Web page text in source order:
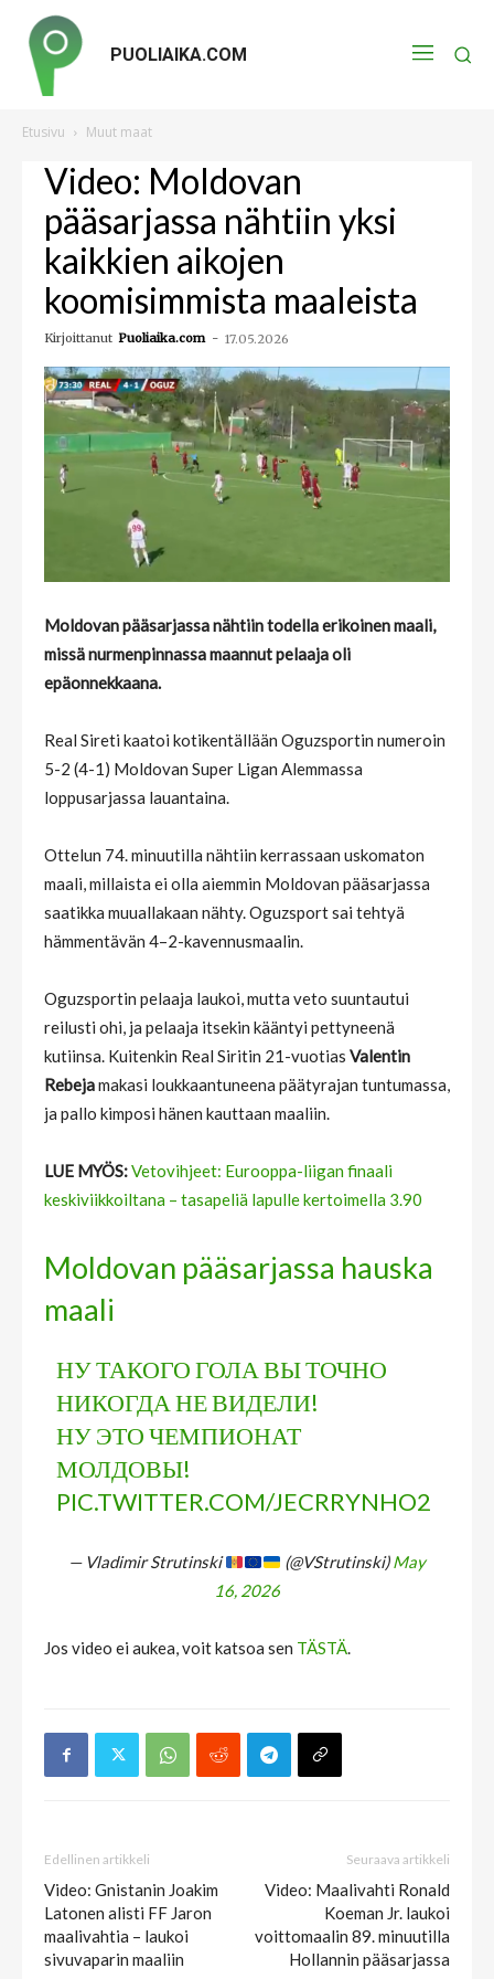
PUOLIAIKA.COM
Etusivu Muut maat
Video: Moldovan
pääsarjassa nähtiin yksi
kaikkien aikojen
koomisimmista maaleista
Kirjoittanut Puoliaika.com - 17.05.2026
Moldovan pääsarjassa nähtiin todella erikoinen maali,
missä nurmenpinnassa maannut pelaaja oli
epäonnekkaana.
Real Sireti kaatoi kotikentällään Oguzsportin numeroin
5-2 (4-1) Moldovan Super Ligan Alemmassa
loppusarjassa lauantaina.
Ottelun 74. minuutilla nähtiin kerrassaan uskomaton
maali, millaista ei olla aiemmin Moldovan pääsarjassa
saatikka muuallakaan nähty. Oguzsport sai tehtyä
hämmentävän 4–2-kavennusmaalin.
Oguzsportin pelaaja laukoi, mutta veto suuntautui
reilusti ohi, ja pelaaja itsekin kääntyi pettyneenä
kutiinsa. Kuitenkin Real Siritin 21-vuotias Valentin
Rebejamakasi loukkaantuneena päätyrajan tuntumassa,
ja pallo kimposi hänen kauttaan maaliin.
LUE MYÖS:Vetovihjeet: Eurooppa-liigan finaali
keskiviikkoiltana – tasapeliä lapulle kertoimella 3.90
Moldovan pääsarjassa hauska
maali
НУ ТАКОГО ГОЛА ВЫ ТОЧНО
НИКОГДА НЕ ВИДЕЛИ!
НУ ЭТО ЧЕМПИОНАТ
МОЛДОВЫ!
PIC.TWITTER.COM/JECRRYNHO2
— Vladimir Strutinski (@VStrutinski)May
16, 2026
Jos video ei aukea, voit katsoa sen TÄSTÄ.
Edellinen artikkeli
Video: Gnistanin Joakim
Latonen alisti FF Jaron
maalivahtia – laukoi
sivuvaparin maaliin
Seuraava artikkeli
Video: Maalivahti Ronald
Koeman Jr. laukoi
voittomaalin 89. minuutilla
Hollannin pääsarjassa